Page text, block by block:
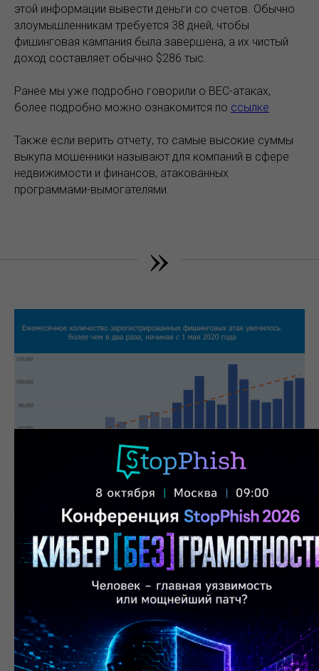
этой информации вывести деньги со счетов. Обычно
злоумышленникам требуется 38 дней, чтобы
фишинговая кампания была завершена, а их чистый
доход составляет обычно $286 тыс.
Ранее мы уже подробно говорили о BEC-атаках,
более подробно можно ознакомится по ссылке
Также если верить отчету, то самые высокие суммы
выкупа мошенники называют для компаний в сфере
недвижимости и финансов, атакованных
программами-вымогателями.
»
Фото взято изотчетаInterisle Consulting Group и переведено на
русский язык
Фишинга еще больше, чем вы думали
Фишинг представляет серьезную угрозу как для
рядового пользователя, так и для крупных
организаций. Сегодня мошенником может стать
каждый, учитывая, что сейчас распространено